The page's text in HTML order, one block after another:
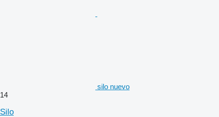
silo nuevo
14
Silo